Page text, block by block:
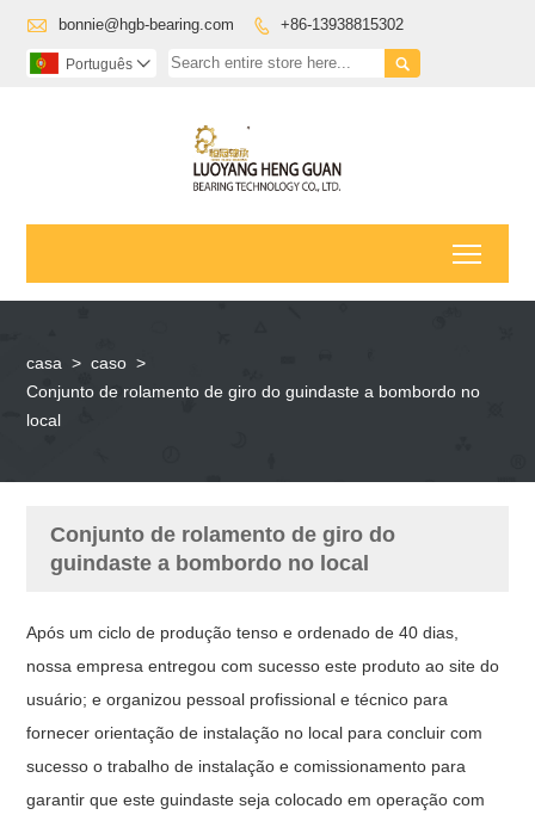
 bonnie@hgb-bearing.com  +86-13938815302

Português 
casa > caso >
Conjunto de rolamento de giro do guindaste a bombordo no
local
Conjunto de rolamento de giro do
guindaste a bombordo no local
Após um ciclo de produção tenso e ordenado de 40 dias,
nossa empresa entregou com sucesso este produto ao site do
usuário; e organizou pessoal profissional e técnico para
fornecer orientação de instalação no local para concluir com
sucesso o trabalho de instalação e comissionamento para
garantir que este guindaste seja colocado em operação com